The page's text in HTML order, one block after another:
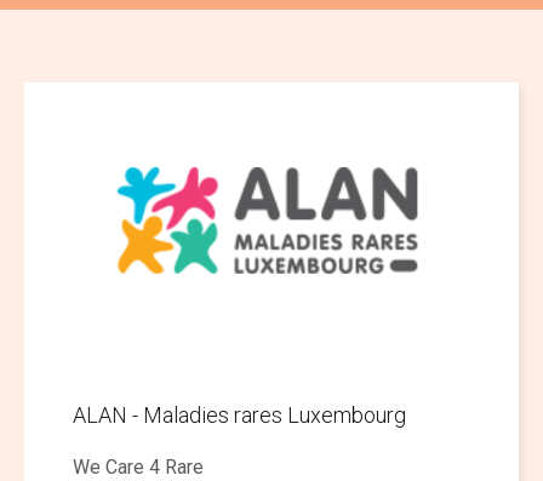
ALAN - Maladies rares Luxembourg
We Care 4 Rare